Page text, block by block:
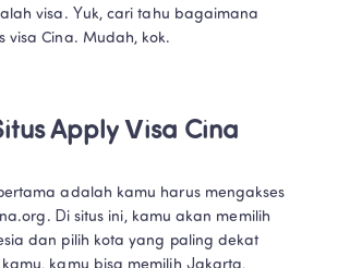
visa. Yuk, cari tahu bagaimana
visa Cina. Mudah, kok.
Apply Visa Cina
adalah kamu harus mengakses
Di situs ini, kamu akan memilih
dan pilih kota yang paling dekat
kamu bisa memilih Jakarta,